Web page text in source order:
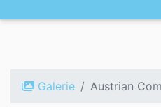
Galerie Austrian